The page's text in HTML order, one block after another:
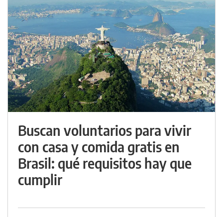
Buscan voluntarios para vivir
con casa y comida gratis en
Brasil: qué requisitos hay que
cumplir